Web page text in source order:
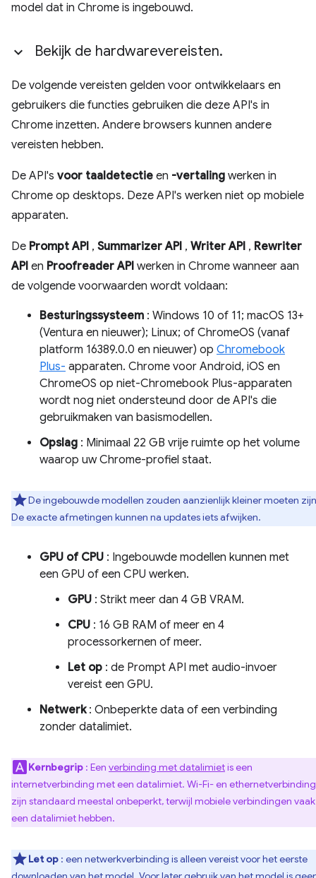
model dat in Chrome is ingebouwd.
Bekijk de hardwarevereisten.
De volgende vereisten gelden voor ontwikkelaars en
gebruikers die functies gebruiken die deze API's in
Chrome inzetten. Andere browsers kunnen andere
vereisten hebben.
De API's voor taaldetectie en -vertaling werken in
Chrome op desktops. Deze API's werken niet op mobiele
apparaten.
De Prompt API , Summarizer API , Writer API , Rewriter
API en Proofreader API werken in Chrome wanneer aan
de volgende voorwaarden wordt voldaan:
Besturingssysteem : Windows 10 of 11; macOS 13+
(Ventura en nieuwer); Linux; of ChromeOS (vanaf
platform 16389.0.0 en nieuwer) op Chromebook
Plus- apparaten. Chrome voor Android, iOS en
ChromeOS op niet-Chromebook Plus-apparaten
wordt nog niet ondersteund door de API's die
gebruikmaken van basismodellen.
Opslag : Minimaal 22 GB vrije ruimte op het volume
waarop uw Chrome-profiel staat.
De ingebouwde modellen zouden aanzienlijk kleiner moeten
De exacte afmetingen kunnen na updates iets afwijken.
GPU of CPU : Ingebouwde modellen kunnen met
een GPU of een CPU werken.
GPU : Strikt meer dan 4 GB VRAM.
CPU : 16 GB RAM of meer en 4
processorkernen of meer.
Let op : de Prompt API met audio-invoer
vereist een GPU.
Netwerk: Onbeperkte data of een verbinding
zonder datalimiet.
Kernbegrip : Een verbinding met datalimietis een
internetverbinding met een datalimiet. Wi-Fi- en
zijn standaard meestal onbeperkt, terwijl mobiele verbindingen
een datalimiet hebben.
Let op : een netwerkverbinding is alleen vereist voor het eerste